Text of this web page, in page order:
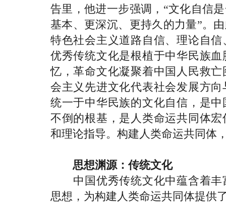
告里，他进一步强调，“文化自信
基本、更深沉、更持久的力量”。
特色社会主义道路自信、理论自
优秀传统文化是根植于中华民族
忆，革命文化凝聚着中国人民救
会主义先进文化代表社会发展方
统一于中华民族的文化自信，是
不倒的根基，是人类命运共同体
和理论指导。构建人类命运共同体
思想渊源：传统文化
中国优秀传统文化中蕴含着丰
思想，为构建人类命运共同体提供